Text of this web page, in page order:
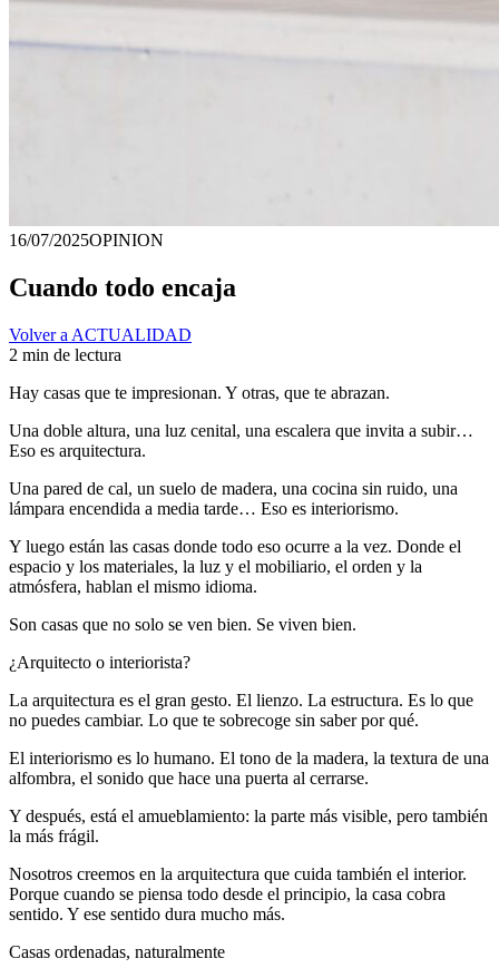
16/07/2025OPINION
Cuando todo encaja
Volver a ACTUALIDAD
2 min de lectura
Hay casas que te impresionan. Y otras, que te abrazan.
Una doble altura, una luz cenital, una escalera que invita a subir…
Eso es arquitectura.
Una pared de cal, un suelo de madera, una cocina sin ruido, una
lámpara encendida a media tarde… Eso es interiorismo.
Y luego están las casas donde todo eso ocurre a la vez. Donde el
espacio y los materiales, la luz y el mobiliario, el orden y la
atmósfera, hablan el mismo idioma.
Son casas que no solo se ven bien. Se viven bien.
¿Arquitecto o interiorista?
La arquitectura es el gran gesto. El lienzo. La estructura. Es lo que
no puedes cambiar. Lo que te sobrecoge sin saber por qué.
El interiorismo es lo humano. El tono de la madera, la textura de una
alfombra, el sonido que hace una puerta al cerrarse.
Y después, está el amueblamiento: la parte más visible, pero también
la más frágil.
Nosotros creemos en la arquitectura que cuida también el interior.
Porque cuando se piensa todo desde el principio, la casa cobra
sentido. Y ese sentido dura mucho más.
Casas ordenadas, naturalmente